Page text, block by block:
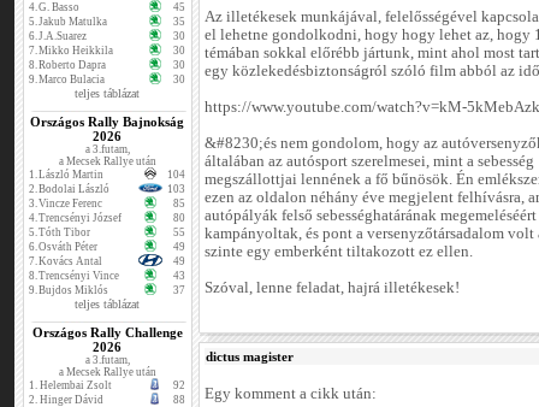
4.G. Basso
45
5.Jakub Matulka
35
6.J.A.Suarez
30
7.Mikko Heikkila
30
8.Roberto Dapra
30
9.Marco Bulacia 30
teljes táblázat
Országos Rally Bajnokság
2026
a 3.futam,
a Mecsek Rallye után
1.László Martin
104
2.Bodolai László
103
3.Vincze Ferenc
85
4.Trencsényi József
80
5.Tóth Tibor
55
6.Osváth Péter
49
7.Kovács Antal
49
8.Trencsényi Vince
43
9.Bujdos Miklós 37
teljes táblázat
Országos Rally Challenge
2026
a 3.futam,
a Mecsek Rallye után
1. Helembai Zsolt
92
2. Hinger Dávid
88
Az illetékesek munkájával, felelősségével
el lehetne gondolkodni, hogy hogy lehet az, hogy
témában sokkal előrébb jártunk, mint ahol most
egy közlekedésbiztonságról szóló film abból az
https://www.youtube.com/watch?v=kM-5kMebAzk
&#8230;és nem gondolom, hogy az
általában az autósport szerelmesei, mint a sebesség
megszállottjai lennének a fő bűnösök. Én
ezen az oldalon néhány éve megjelent felhívásra,
autópályák felső sebességhatárának megemeléséért
kampányoltak, és pont a versenyzőtársadalom volt
szinte egy emberként tiltakozott ez ellen.
Szóval, lenne feladat, hajrá illetékesek!
dictus magister
Egy komment a cikk után: